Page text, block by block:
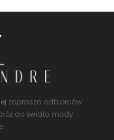
zaprasza odbiorców
do świata mody